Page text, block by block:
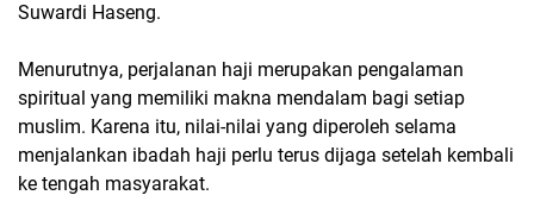
Suwardi Haseng.
Menurutnya, perjalanan haji merupakan pengalaman
spiritual yang memiliki makna mendalam bagi setiap
muslim. Karena itu, nilai-nilai yang diperoleh selama
menjalankan ibadah haji perlu terus dijaga setelah kembali
ke tengah masyarakat.